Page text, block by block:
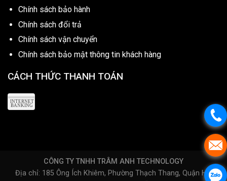
Chính sách bảo hành
Chính sách đổi trả
Chính sách vận chuyển
Chính sách bảo mật thông tin khách hàng
CÁCH THỨC THANH TOÁN
CÔNG TY TNHH TRÂM ANH TECHNOLOGY
Địa chỉ: 185 Ông Ích Khiêm, Phường Thạch Thang, Quận Hải